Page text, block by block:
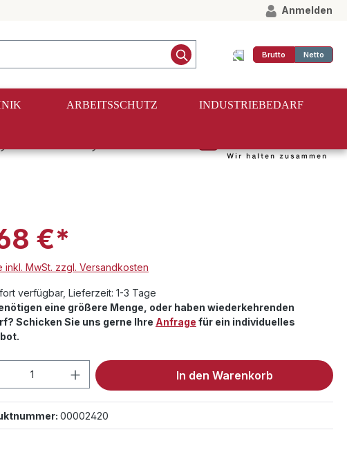
Anmelden
Brutto Netto
ARBEITSSCHUTZ INDUSTRIEBEDARF
mm, LC
€*
inkl. MwSt. zzgl. Versandkosten
verfügbar, Lieferzeit: 1-3 Tage
eine größere Menge, oder haben wiederkehrenden
Schicken Sie uns gerne Ihre Anfrage für ein individuelles
Anzahl: Gib den gewünschten Wert
In den Warenkorb
00002420